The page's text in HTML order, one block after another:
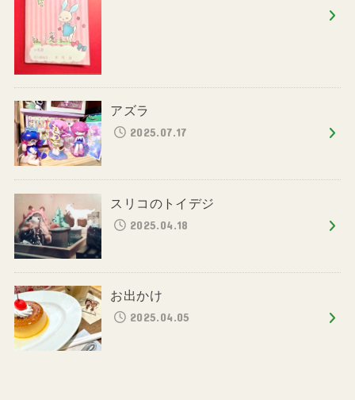
アズラ
2025.07.17
スリコのトイデジ
2025.04.18
お出かけ
2025.04.05